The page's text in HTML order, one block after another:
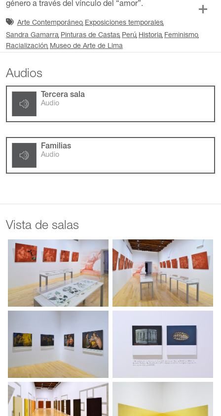
género a través del vínculo del “amor”.
Arte Contemporáneo Exposiciones temporales
Sandra Gamarra Pinturas de Castas Perú Historia Feminismo
Racialización Museo de Arte de Lima
Audios
Tercera sala
Audio
Familias
Audio
Vista de salas